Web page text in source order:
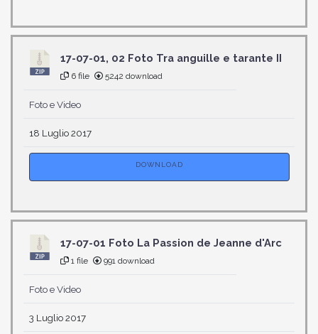
17-07-01, 02 Foto Tra anguille e tarante II
6 file 5242 download
Foto e Video
18 Luglio 2017
DOWNLOAD
17-07-01 Foto La Passion de Jeanne d'Arc
1 file 991 download
Foto e Video
3 Luglio 2017